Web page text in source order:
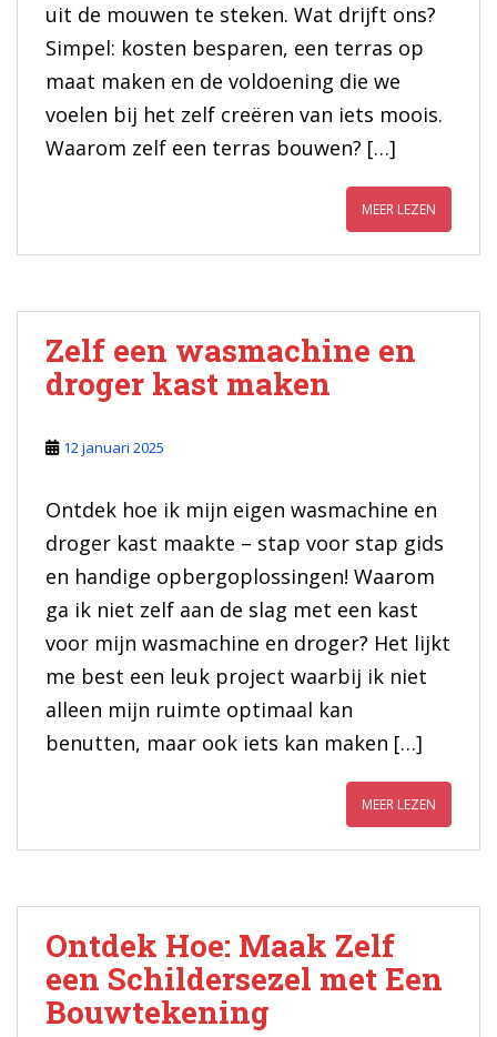
uit de mouwen te steken. Wat drijft ons?
Simpel: kosten besparen, een terras op
maat maken en de voldoening die we
voelen bij het zelf creëren van iets moois.
Waarom zelf een terras bouwen? […]
MEER LEZEN
Zelf een wasmachine en
droger kast maken
12 januari 2025
Ontdek hoe ik mijn eigen wasmachine en
droger kast maakte – stap voor stap gids
en handige opbergoplossingen! Waarom
ga ik niet zelf aan de slag met een kast
voor mijn wasmachine en droger? Het lijkt
me best een leuk project waarbij ik niet
alleen mijn ruimte optimaal kan
benutten, maar ook iets kan maken […]
MEER LEZEN
Ontdek Hoe: Maak Zelf
een Schildersezel met Een
Bouwtekening